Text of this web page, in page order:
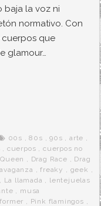
baja la voz ni
normativo. Con
cuerpos que
glamour…
00s ,80s ,90s , arte ,
, cuerpos , cuerpos no
, Drag Race , Drag
,freaky , geek ,
, La llamada , lentejuelas
, musa
, Pink flamingos ,